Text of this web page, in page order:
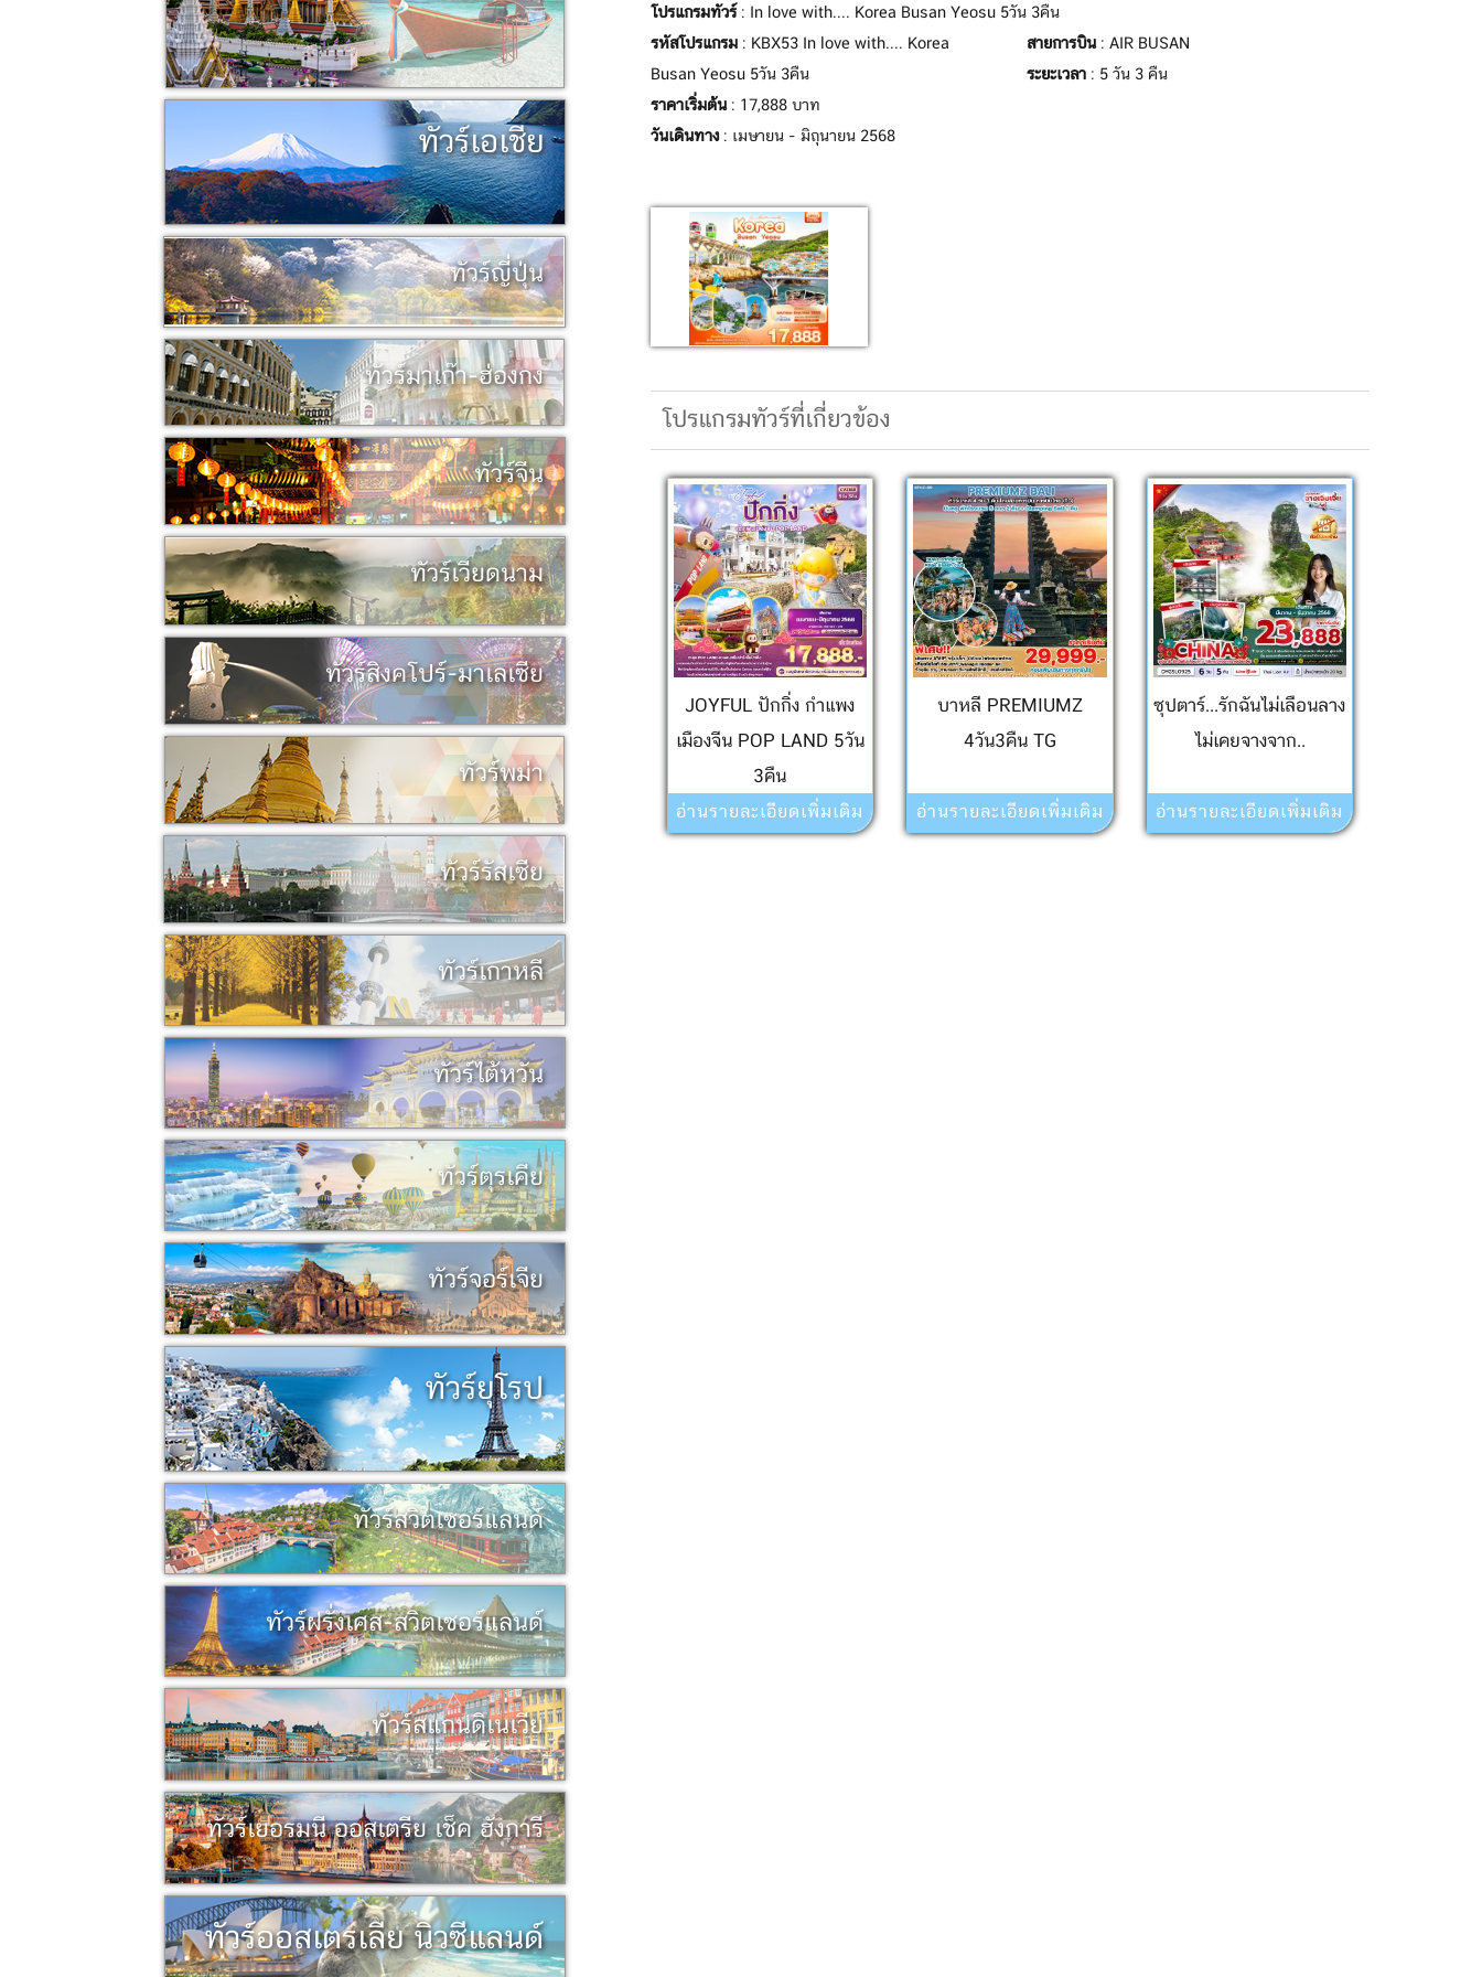
ทัวร์เอเชีย
ทัวร์ญี่ปุ่น
ทัวร์มาเก๊า-ฮ่องกง
ทัวร์จีน
ทัวร์เวียดนาม
ทัวร์สิงคโปร์-มาเลเซีย
ทัวร์พม่า
ทัวร์รัสเซีย
ทัวร์เกาหลี
ทัวร์ไต้หวัน
ทัวร์ตุรเคีย
ทัวร์จอร์เจีย
ทัวร์ยุโรป
ทัวร์สวิตเซอร์แลนด์
ทัวร์ฝรั่งเศส-สวิตเซอร์แลนด์
ทัวร์สแกนดิเนเวีย
ทัวร์เยอรมนี ออสเตรีย เช็ค ฮังการี
ทัวร์ออสเตรเลีย นิวซีแลนด์
โปรแกรมทัวร์: In love with.... Korea Busan Yeosu 5วัน 3คืน
รหัสโปรแกรม: KBX53 In love with.... Korea
Busan Yeosu 5วัน 3คืน
สายการบิน: AIR BUSAN
ระยะเวลา: 5 วัน 3 คืน
ราคาเริ่มต้น: 17,888 บาท
วันเดินทาง: เมษายน - มิถุนายน 2568
โปรแกรมทัวร์ที่เกี่ยวข้อง
JOYFUL ปักกิ่ง กำแพง
เมืองจีน POP LAND 5วัน
3คืน
อ่านรายละเอียดเพิ่มเติม
บาหลี PREMIUMZ
4วัน3คืน TG
อ่านรายละเอียดเพิ่มเติม
ซุปตาร์...รักฉันไม่เลือนลาง
ไม่เคยจางจาก..
อ่านรายละเอียดเพิ่มเติม